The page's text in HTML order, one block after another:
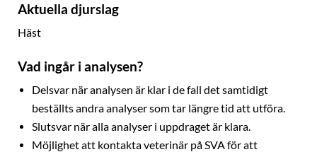
Aktuella djurslag
Häst
Vad ingår i analysen?
Delsvar när analysen är klar i de fall det samtidigt
beställts andra analyser som tar längre tid att utföra.
Slutsvar när alla analyser i uppdraget är klara.
Möjlighet att kontakta veterinär på SVA för att